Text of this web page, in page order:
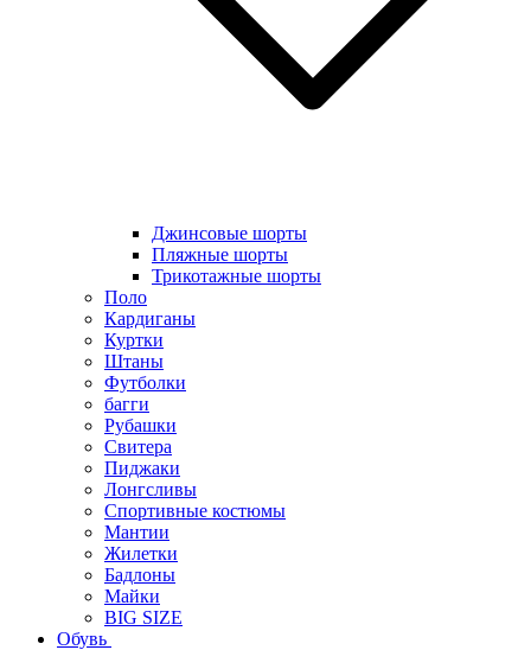
Джинсовые шорты
Пляжные шорты
Трикотажные шорты
Поло
Кардиганы
Куртки
Штаны
Футболки
багги
Рубашки
Свитера
Пиджаки
Лонгсливы
Спортивные костюмы
Мантии
Жилетки
Бадлоны
Майки
BIG SIZE
Обувь